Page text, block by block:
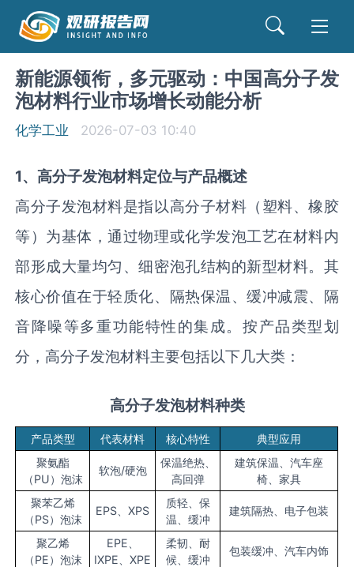
新能源领衔，多元驱动：中国高分子发
泡材料行业市场增长动能分析
化学工业 2026-07-03 10:40
1、高分子发泡材料定位与产品概述
高分子发泡材料是指以高分子材料（塑料、橡胶
等）为基体，通过物理或化学发泡工艺在材料内
部形成大量均匀、细密泡孔结构的新型材料。其
核心价值在于轻质化、隔热保温、缓冲减震、隔
音降噪等多重功能特性的集成。按产品类型划
分，高分子发泡材料主要包括以下几大类：
高分子发泡材料种类
产品类型 代表材料 核心特性
典型应用
聚氨酯
（PU）泡沫
软泡/硬泡
保温绝热、
高回弹
建筑保温、汽车座
椅、家具
聚苯乙烯
（PS）泡沫
EPS、XPS
质轻、保
温、缓冲
建筑隔热、电子包装
聚乙烯
（PE）泡沫
EPE、
IXPE、XPE
柔韧、耐
候、缓冲
包装缓冲、汽车内饰